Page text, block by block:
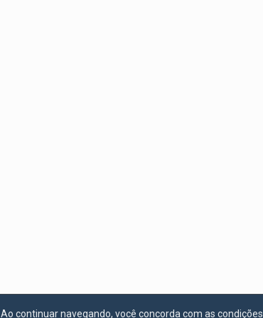
. Ao continuar navegando, você concorda com as condições.